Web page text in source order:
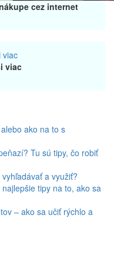
cez internet
viac
ako na to s
Tu sú tipy, čo robiť
a využiť?
tipy na to, ako sa
– ako sa učiť rýchlo a